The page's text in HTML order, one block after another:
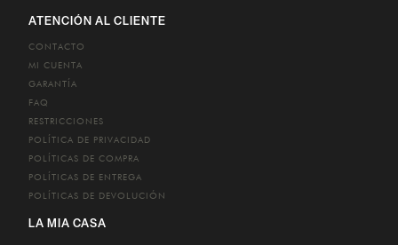
ATENCIÓN AL CLIENTE
CONTACTO
MI CUENTA
GARANTÍA
FAQ
RESTRICCIONES
POLÍTICA DE PRIVACIDAD
POLÍTICAS DE COMPRA
POLÍTICAS DE ENTREGA
POLÍTICAS DE DEVOLUCIÓN
LA MIA CASA